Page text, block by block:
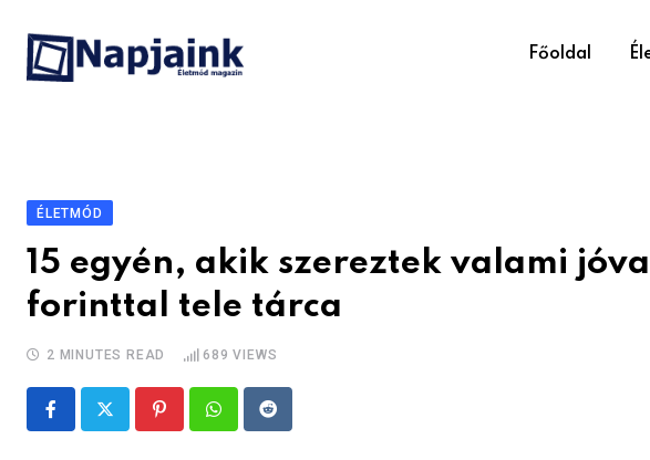
content
Főoldal
ÉLETMÓD
15 egyén, akik szereztek valami
forinttal tele tárca
2 MINUTES READ 689 VIEWS
PinterestWhatsappReddit